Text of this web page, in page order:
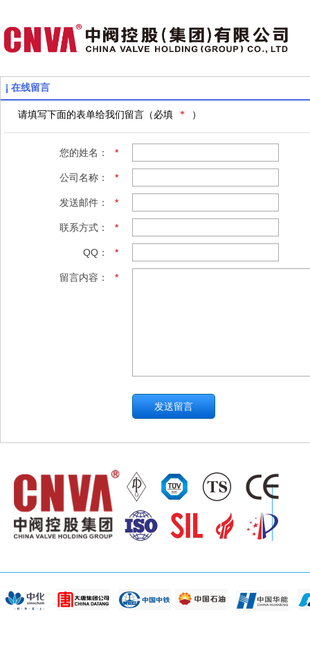
在线留言
请填写下面的表单给我们留言（必填 * ）
您的姓名： *
公司名称： *
发送邮件： *
联系方式： *
QQ： *
留言内容： *